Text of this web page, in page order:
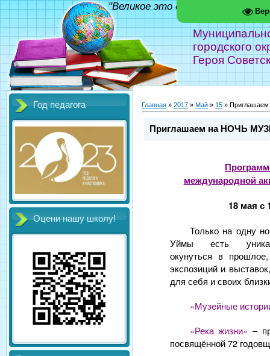
городского
Героя
"Великое это дело - школа!"
Год педагога
Оцени нашу школу!
Главная » 2017 » Май » 15 »
Приглашаем на НОЧЬ
международной
18 мая с
Только на одну
Уймы есть
окунуться в
экспозиций и
для себя и своих
«Музейные
«Река жизни»–
посвящённой 72